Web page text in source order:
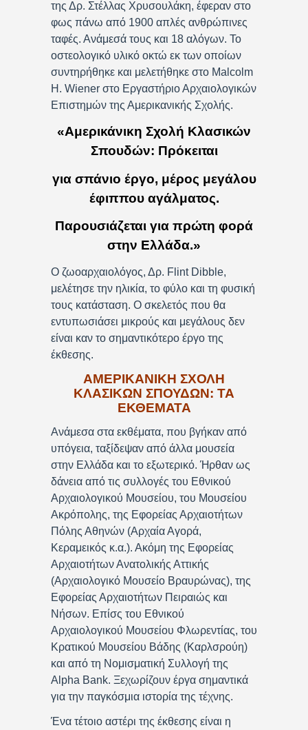
της Δρ. Στέλλας Χρυσουλάκη, έφεραν στο
φως πάνω από 1900 απλές ανθρώπινες
ταφές. Ανάμεσά τους και 18 αλόγων. Το
οστεολογικό υλικό οκτώ εκ των οποίων
συντηρήθηκε και μελετήθηκε στο Malcolm
H. Wiener στο Εργαστήριο Αρχαιολογικών
Επιστημών της Αμερικανικής Σχολής.
«Αμερικάνικη Σχολή Κλασικών
Σπουδών: Πρόκειται
για σπάνιο έργο, μέρος μεγάλου
έφιππου αγάλματος.
Παρουσιάζεται για πρώτη φορά
στην Ελλάδα.»
Ο ζωοαρχαιολόγος, Δρ. Flint Dibble,
μελέτησε την ηλικία, το φύλο και τη φυσική
τους κατάσταση. Ο σκελετός που θα
εντυπωσιάσει μικρούς και μεγάλους δεν
είναι καν το σημαντικότερο έργο της
έκθεσης.
ΑΜΕΡΙΚΑΝΙΚΗ ΣΧΟΛΗ
ΚΛΑΣΙΚΩΝ ΣΠΟΥΔΩΝ: ΤΑ
ΕΚΘΕΜΑΤΑ
Ανάμεσα στα εκθέματα, που βγήκαν από
υπόγεια, ταξίδεψαν από άλλα μουσεία
στην Ελλάδα και το εξωτερικό. Ήρθαν ως
δάνεια από τις συλλογές του Εθνικού
Αρχαιολογικού Μουσείου, του Μουσείου
Ακρόπολης, της Εφορείας Αρχαιοτήτων
Πόλης Αθηνών (Αρχαία Αγορά,
Κεραμεικός κ.α.). Ακόμη της Εφορείας
Αρχαιοτήτων Ανατολικής Αττικής
(Αρχαιολογικό Μουσείο Βραυρώνας), της
Εφορείας Αρχαιοτήτων Πειραιώς και
Νήσων. Επίσς του Εθνικού
Αρχαιολογικού Μουσείου Φλωρεντίας, του
Κρατικού Μουσείου Βάδης (Καρλσρούη)
και από τη Νομισματική Συλλογή της
Alpha Bank. Ξεχωρίζουν έργα σημαντικά
για την παγκόσμια ιστορία της τέχνης.
Ένα τέτοιο αστέρι της έκθεσης είναι η